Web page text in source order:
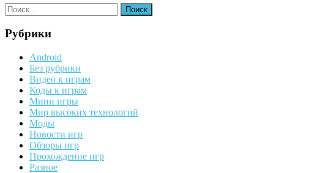
Найти:
Рубрики
Android
Без рубрики
Видео к играм
Коды к играм
Мини игры
Мир высоких технологий
Моды
Новости игр
Обзоры игр
Прохождение игр
Разное